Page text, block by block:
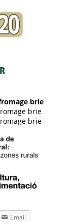
brie
brie
brie
Email